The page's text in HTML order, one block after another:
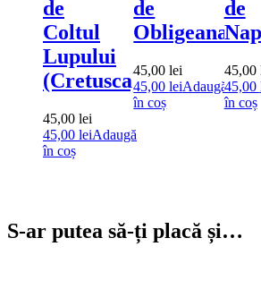
de
Coltul
Lupului
(Cretusca)
45,00 lei
45,00 leiAdaugă
în coș
de
Obligeana
45,00lei
45,00leiAdaugă
în coș
de
45,00
45,00
în coș
S-ar putea să-ți placă și…